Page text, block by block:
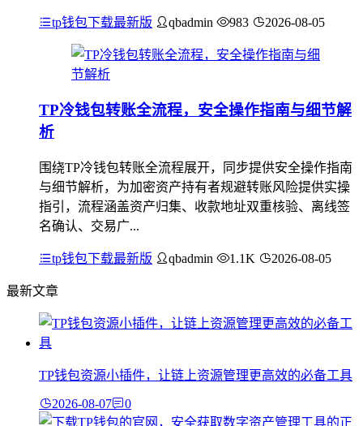
tp钱包下载最新版 qbadmin 983 2026-08-05
TP冷钱包转账全流程，安全操作指南与细节解
析
围绕TP冷钱包转账全流程展开，同步提供安全操作指南
与细节解析，为加密资产持有者规避转账风险提供实操
指引，流程涵盖资产归集、收款地址双重核验、离线签
名确认、交易广...
tp钱包下载最新版 qbadmin 1.1K 2026-08-05
最新文章
TP钱包资源小插件，让链上资源管理更高效的必备工具
2026-08-07 0